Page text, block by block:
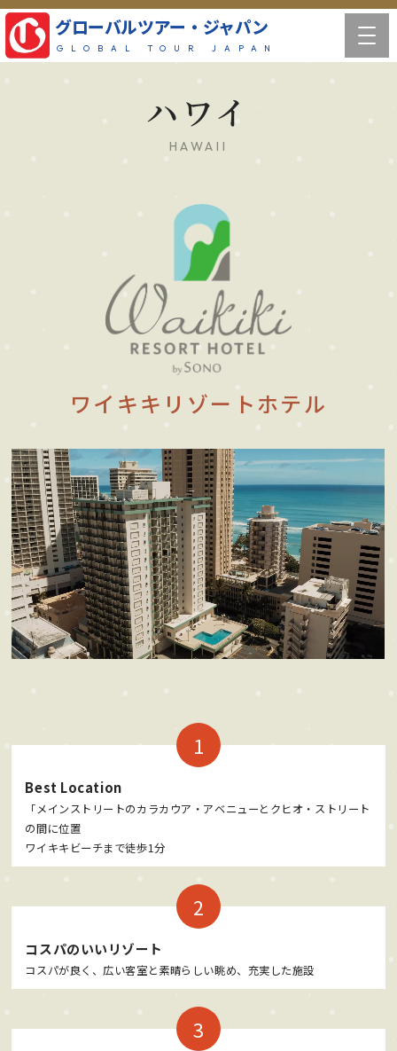
グローバルツアー・ジャパン
GLOBAL TOUR JAPAN
ハワイ
HAWAII
ワイキキリゾートホテル
Best Location
「メインストリートのカラカウア・アベニューとクヒオ・ストリート
の間に位置
ワイキキビーチまで徒歩1分
コスパのいいリゾート
コスパが良く、広い客室と素晴らしい眺め、充実した施設